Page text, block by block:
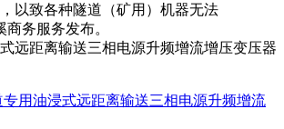
以致各种隧道（矿用）机器无法
商务服务发布。
远距离输送三相电源升频增流增压变压器
专用油浸式远距离输送三相电源升频增流